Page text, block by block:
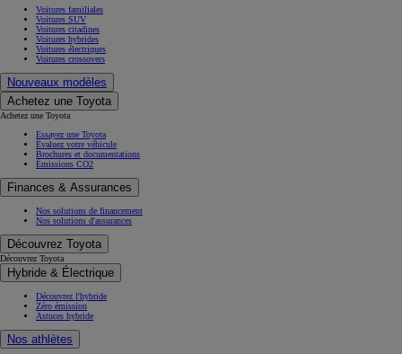
Voitures familiales
Voitures SUV
Voitures citadines
Voitures hybrides
Voitures électriques
Voitures crossovers
Nouveaux modèles
Achetez une Toyota
Achetez une Toyota
Essayez une Toyota
Évaluez votre véhicule
Brochures et documentations
Émissions CO2
Finances & Assurances
Nos solutions de financement
Nos solutions d'assurances
Découvrez Toyota
Découvrez Toyota
Hybride & Électrique
Découvrez l'hybride
Zéro émission
Astuces hybride
Nos athlètes